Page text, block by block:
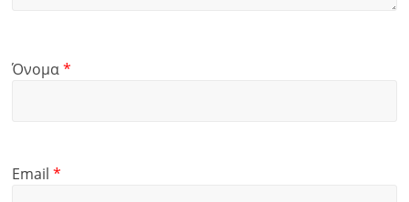
Όνομα*
Email*